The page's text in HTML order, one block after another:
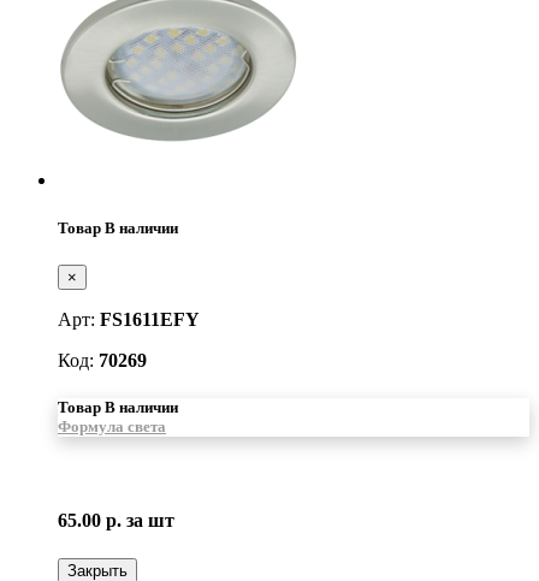
Товар В наличии
×
Арт: FS1611EFY
Код: 70269
Товар В наличии
Формула света
65.00 р. за шт
Закрыть